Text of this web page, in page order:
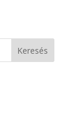
Keresés